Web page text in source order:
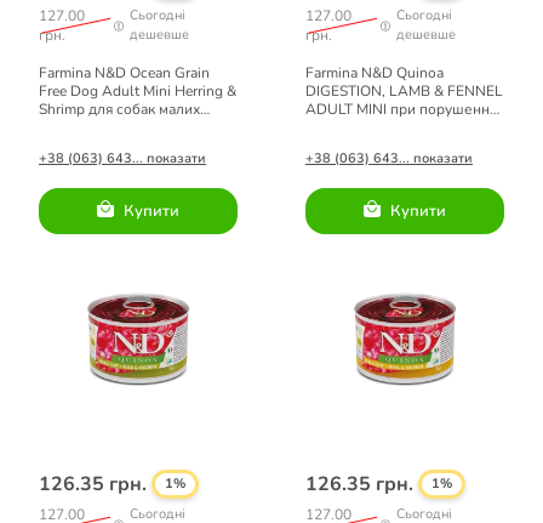
127.00
грн.
Сьогодні
дешевше
Farmina N&D Ocean Grain
Free Dog Adult Mini Herring &
Shrimp для собак малих
+38 (063) 643... показати
Купити
127.00
грн.
Сьогодні
дешевше
Farmina N&D Quinoa
DIGESTION, LAMB & FENNEL
ADULT MINI при порушеннях
+38 (063) 643... показати
Купити
126.35 грн. 1%
127.00
Сьогодні
126.35 грн. 1%
127.00
Сьогодні